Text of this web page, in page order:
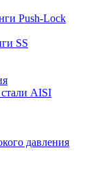
Push-Lock
SS
AISI
давления